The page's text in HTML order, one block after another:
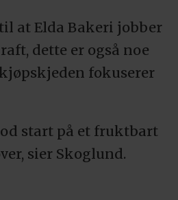
at Elda Bakeri jobber
dette er også noe
fokuserer
start på et fruktbart
sier Skoglund.